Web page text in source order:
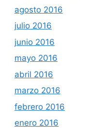
agosto 2016
julio 2016
junio 2016
mayo 2016
abril 2016
marzo 2016
febrero 2016
enero 2016